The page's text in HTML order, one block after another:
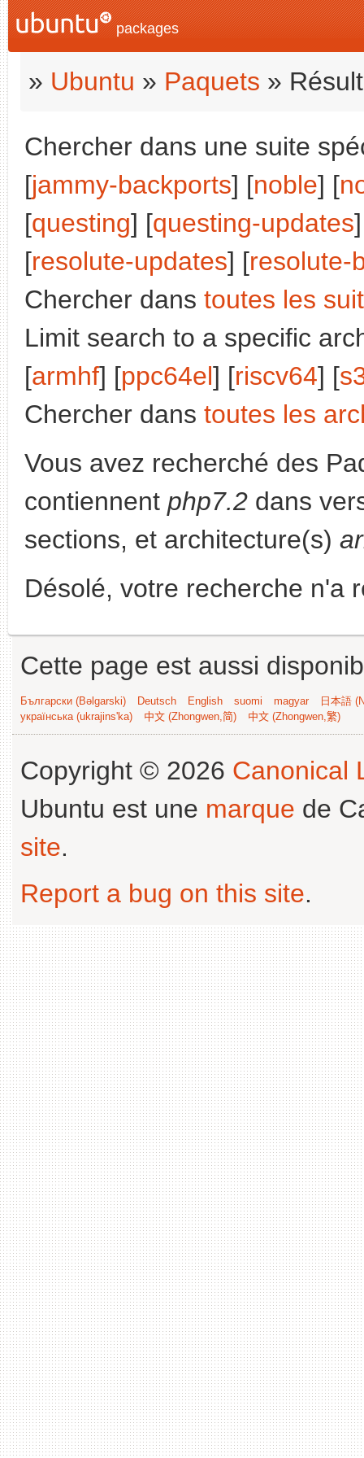
packages
» Ubuntu » Paquets »
Chercher dans une suite
[jammy-backports] [noble] [
[questing] [questing-updates
[resolute-updates] [resolute-
Chercher dans toutes les
Limit search to a specific
[armhf] [ppc64el] [riscv64] [
Chercher dans toutes les
Vous avez recherché des
contiennent php7.2 dans
sections, et architecture(s)
Désolé, votre recherche n'a
Cette page est aussi
Български (Bəlgarski) Deutsch English suomi magyar
日本語
українська (ukrajins'ka)
中文 (Zhongwen,简) 中文 (Zhongwen,繁)
Copyright © 2026 Canonical
Ubuntu est une marque de
site.
Report a bug on this site.